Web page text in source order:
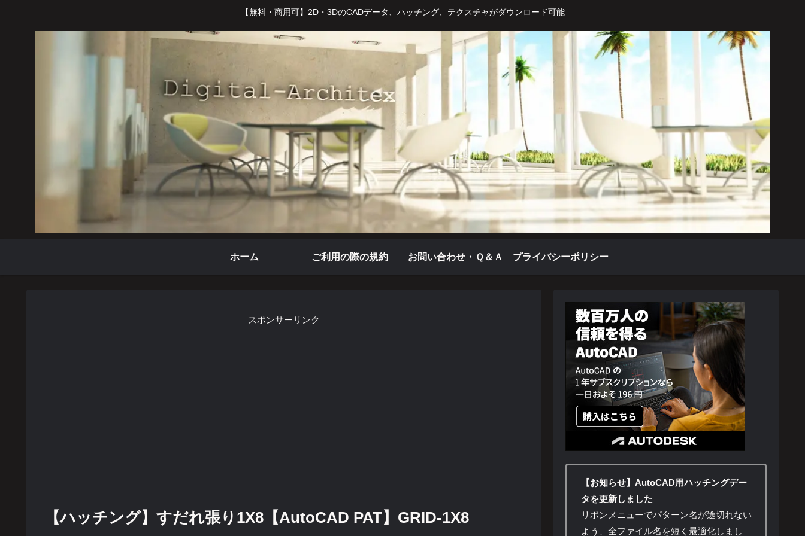
【無料・商用可】2D・3DのCADデータ、ハッチング、テクスチャがダウンロード可能
ホーム ご利用の際の規約 お問い合わせ・Ｑ＆Ａ プライバシーポリシー
スポンサーリンク
【ハッチング】すだれ張り1X8【AutoCAD PAT】GRID-1X8
【お知らせ】AutoCAD用ハッチングデー
タを更新しました
リボンメニューでパターン名が途切れない
よう、全ファイル名を短く最適化しまし